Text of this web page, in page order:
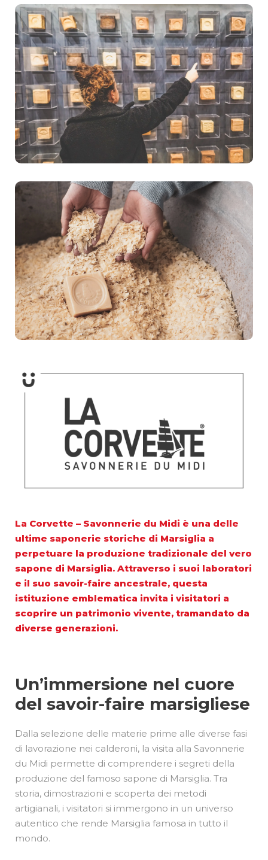
La Corvette – Savonnerie du Midi è una delle
ultime saponerie storiche di Marsiglia a
perpetuare la produzione tradizionale del vero
sapone di Marsiglia. Attraverso i suoi laboratori
e il suo savoir-faire ancestrale, questa
istituzione emblematica invita i visitatori a
scoprire un patrimonio vivente, tramandato da
diverse generazioni.
Un’immersione nel cuore
del savoir-faire marsigliese
Dalla selezione delle materie prime alle diverse fasi
di lavorazione nei calderoni, la visita alla Savonnerie
du Midi permette di comprendere i segreti della
produzione del famoso sapone di Marsiglia. Tra
storia, dimostrazioni e scoperta dei metodi
artigianali, i visitatori si immergono in un universo
autentico che rende Marsiglia famosa in tutto il
mondo.